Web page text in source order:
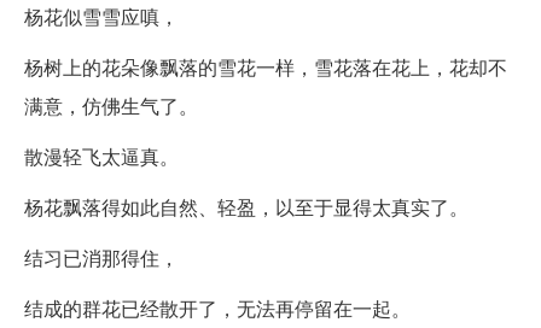
杨花似雪雪应嗔，
杨树上的花朵像飘落的雪花一样，雪花落在花上，花却不
满意，仿佛生气了。
散漫轻飞太逼真。
杨花飘落得如此自然、轻盈，以至于显得太真实了。
结习已消那得住，
结成的群花已经散开了，无法再停留在一起。